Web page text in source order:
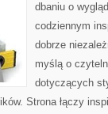
dbaniu o
codziennym
dobrze
myślą o
dotyczących
Strona łączy